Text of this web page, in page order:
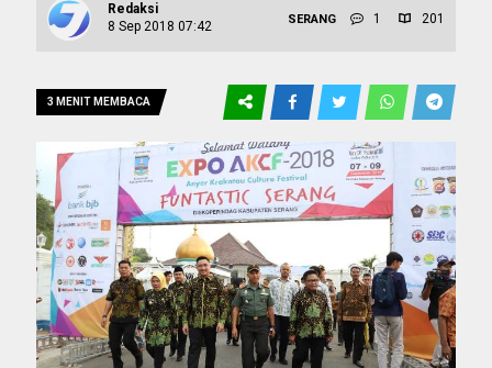
Redaksi
8 Sep 2018 07:42
SERANG 1 201
3 MENIT MEMBACA